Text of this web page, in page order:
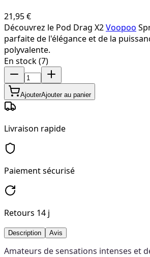
21,95 €
Découvrez le Pod Drag X2Voopoo
parfaite de l'élégance et de la
polyvalente.
En stock (7)
AjouterAjouter au panier
Livraison rapide
Paiement sécurisé
Retours 14 j
Description Avis
Amateurs de sensations intenses et